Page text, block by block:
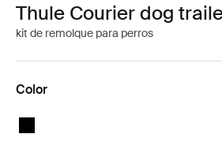
Thule Courier dog
kit de remolque para perros
Color
Thule Courier dog trailer kit Negro